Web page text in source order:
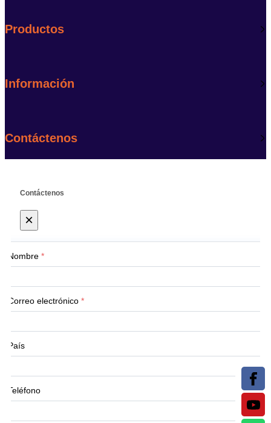
Productos
Información
Contáctenos
Contáctenos
×
Nombre *
Correo electrónico *
País
Teléfono